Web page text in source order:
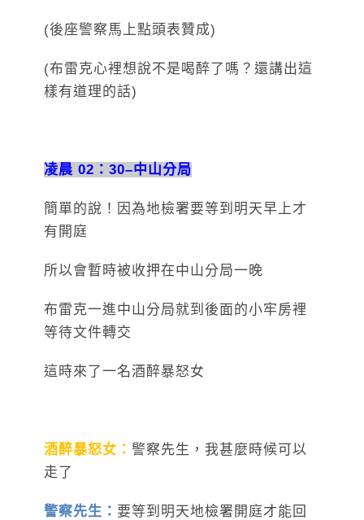
(後座警察馬上點頭表贊成)
(布雷克心裡想說不是喝醉了嗎？還講出這
樣有道理的話)
凌晨 02：30–中山分局
簡單的說！因為地檢署要等到明天早上才
有開庭
所以會暫時被收押在中山分局一晚
布雷克一進中山分局就到後面的小牢房裡
等待文件轉交
這時來了一名酒醉暴怒女
酒醉暴怒女： 警察先生，我甚麼時候可以
走了
警察先生： 要等到明天地檢署開庭才能回